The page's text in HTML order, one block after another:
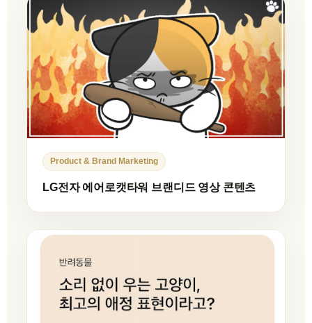
Product & Brand Marketing
LG전자 에어로캣타워 브랜디드 영상 콘텐츠